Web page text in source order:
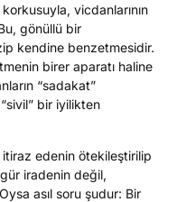
korkusuyla, vicdanlarının
gönüllü bir
kendine benzetmesidir.
birer aparatı haline
“sadakat”
“sivil” bir iyilikten
itiraz edenin ötekileştirilip
iradenin değil,
asıl soru şudur: Bir